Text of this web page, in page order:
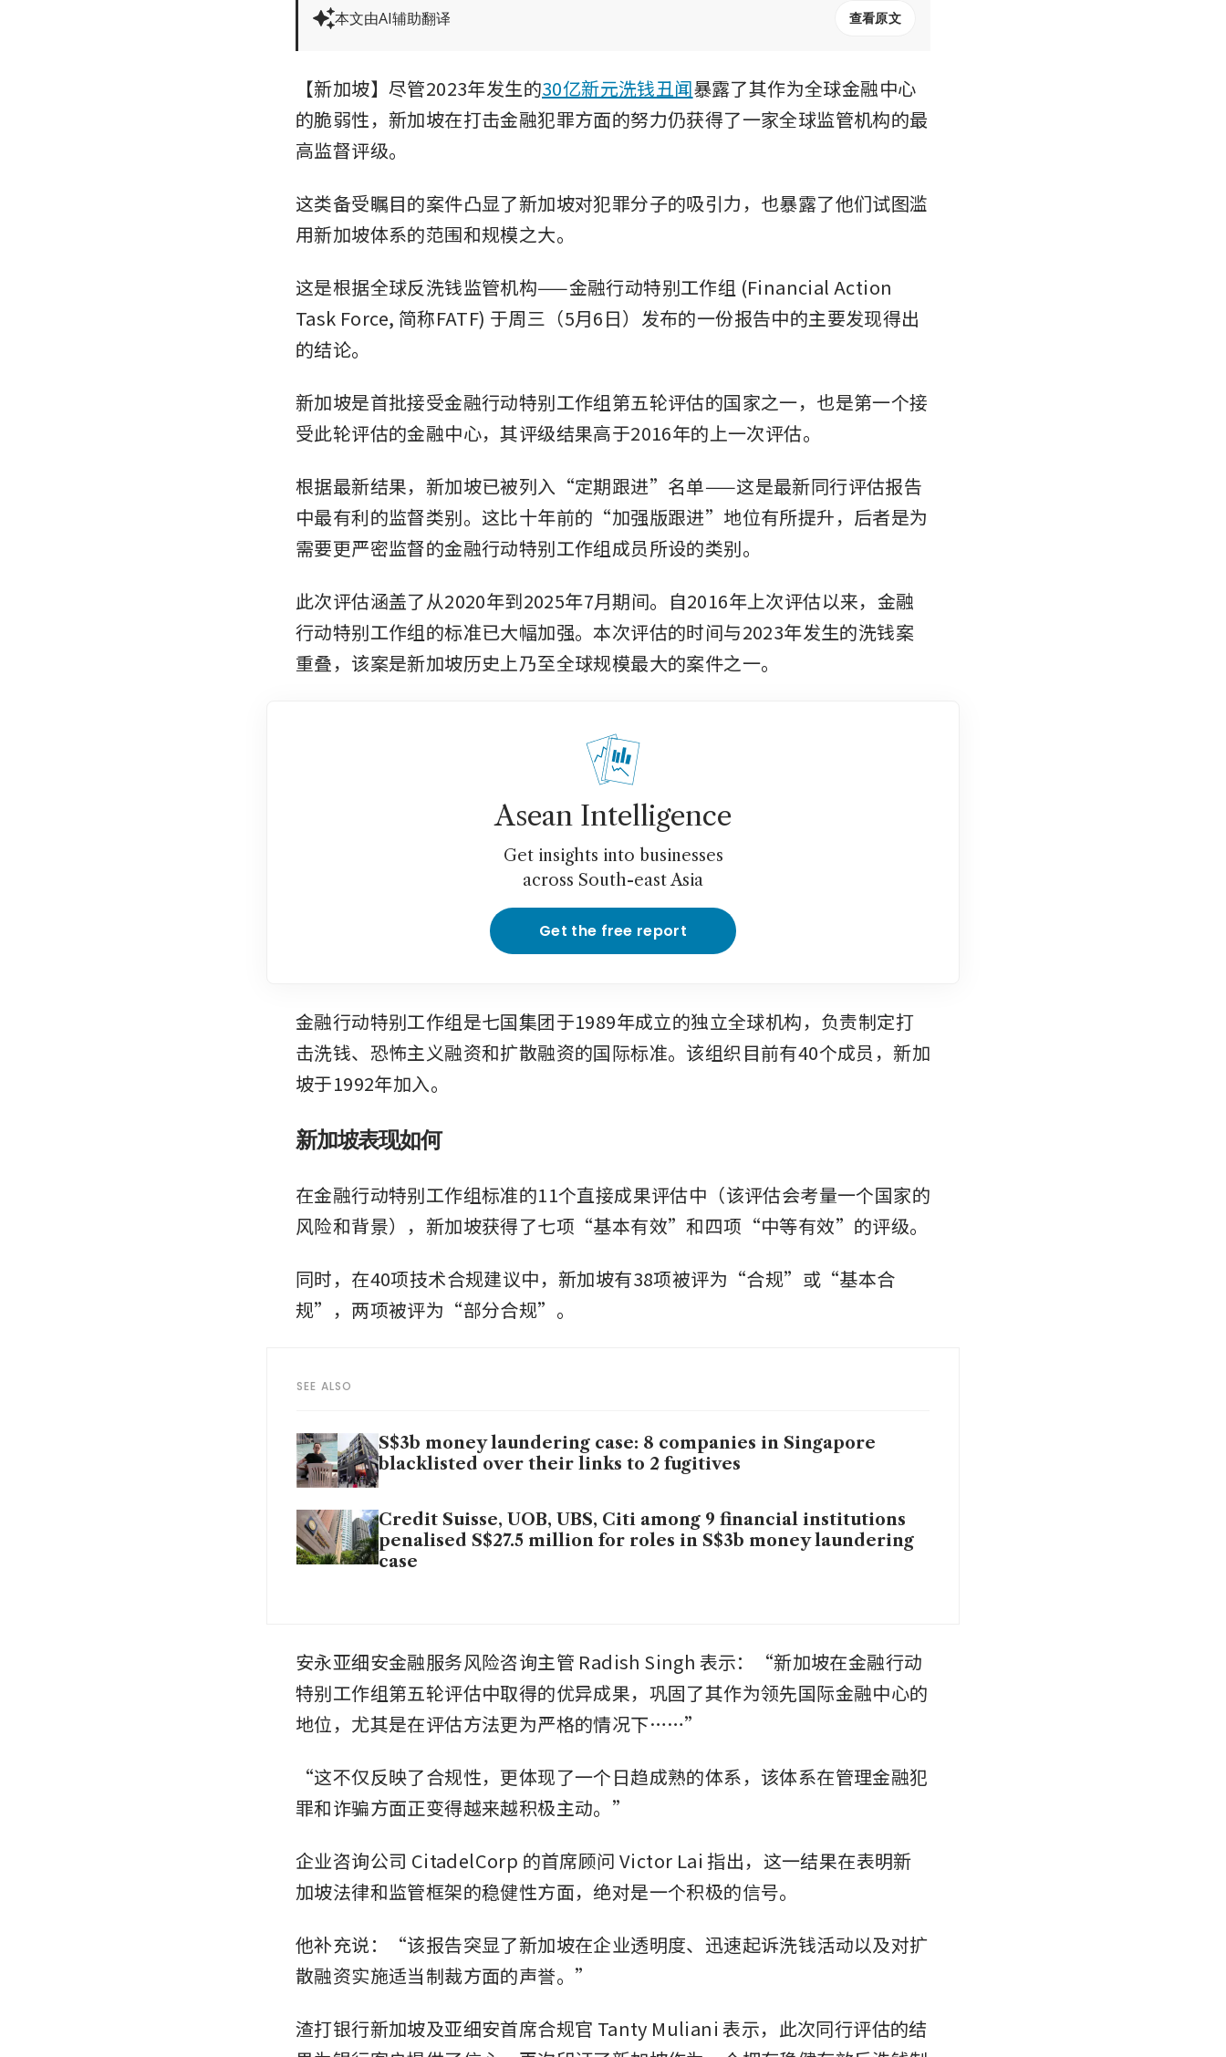
本文由AI辅助翻译 查看原文
【新加坡】尽管2023年发生的30亿新元洗钱丑闻暴露了其作为全球金融中心
的脆弱性，新加坡在打击金融犯罪方面的努力仍获得了一家全球监管机构的最
高监督评级。
这类备受瞩目的案件凸显了新加坡对犯罪分子的吸引力，也暴露了他们试图滥
用新加坡体系的范围和规模之大。
这是根据全球反洗钱监管机构——金融行动特别工作组 (Financial Action
Task Force, 简称FATF) 于周三（5月6日）发布的一份报告中的主要发现得出
的结论。
新加坡是首批接受金融行动特别工作组第五轮评估的国家之一，也是第一个接
受此轮评估的金融中心，其评级结果高于2016年的上一次评估。
根据最新结果，新加坡已被列入“定期跟进”名单——这是最新同行评估报告
中最有利的监督类别。这比十年前的“加强版跟进”地位有所提升，后者是为
需要更严密监督的金融行动特别工作组成员所设的类别。
此次评估涵盖了从2020年到2025年7月期间。自2016年上次评估以来，金融
行动特别工作组的标准已大幅加强。本次评估的时间与2023年发生的洗钱案
重叠，该案是新加坡历史上乃至全球规模最大的案件之一。
Asean Intelligence
Get insights into businesses
across South-east Asia
Get the free report
金融行动特别工作组是七国集团于1989年成立的独立全球机构，负责制定打
击洗钱、恐怖主义融资和扩散融资的国际标准。该组织目前有40个成员，新加
坡于1992年加入。
新加坡表现如何
在金融行动特别工作组标准的11个直接成果评估中（该评估会考量一个国家的
风险和背景），新加坡获得了七项“基本有效”和四项“中等有效”的评级。
同时，在40项技术合规建议中，新加坡有38项被评为“合规”或“基本合
规”，两项被评为“部分合规”。
SEE ALSO
S$3b money laundering case: 8 companies in Singapore
blacklisted over their links to 2 fugitives
Credit Suisse, UOB, UBS, Citi among 9 financial institutions
penalised S$27.5 million for roles in S$3b money laundering
case
安永亚细安金融服务风险咨询主管 Radish Singh 表示：“新加坡在金融行动
特别工作组第五轮评估中取得的优异成果，巩固了其作为领先国际金融中心的
地位，尤其是在评估方法更为严格的情况下……”
“这不仅反映了合规性，更体现了一个日趋成熟的体系，该体系在管理金融犯
罪和诈骗方面正变得越来越积极主动。”
企业咨询公司 CitadelCorp 的首席顾问 Victor Lai 指出，这一结果在表明新
加坡法律和监管框架的稳健性方面，绝对是一个积极的信号。
他补充说：“该报告突显了新加坡在企业透明度、迅速起诉洗钱活动以及对扩
散融资实施适当制裁方面的声誉。”
渣打银行新加坡及亚细安首席合规官 Tanty Muliani 表示，此次同行评估的结